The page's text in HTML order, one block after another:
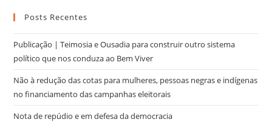
Posts Recentes
Publicação | Teimosia e Ousadia para construir outro sistema
político que nos conduza ao Bem Viver
Não à redução das cotas para mulheres, pessoas negras e indígenas
no financiamento das campanhas eleitorais
Nota de repúdio e em defesa da democracia